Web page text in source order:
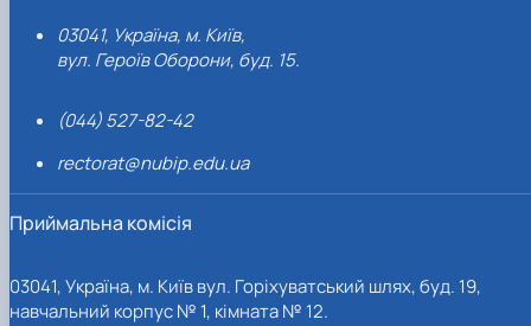
03041, Україна, м. Київ,
вул. Героїв Оборони, буд. 15.
(044) 527-82-42
rectorat@nubip.edu.ua
Приймальна комісія
03041, Україна, м. Київ вул. Горіхуватський шлях, буд. 19,
навчальний корпус № 1, кімната № 12.